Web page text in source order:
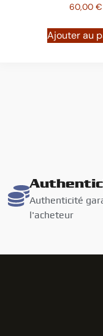
60,00€
Ajouter au
Authenticité
l'acheteur